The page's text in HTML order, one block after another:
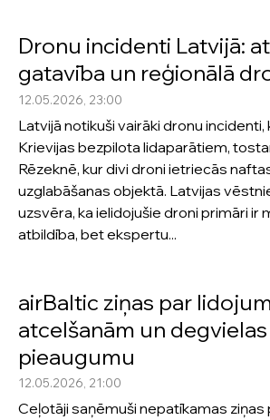
Dronu incidenti Latvijā:
gatavība un reģionālā
12.05.2026, 23:00
Latvijā notikuši vairāki dronu incidenti,
Krievijas bezpilota lidaparātiem,
Rēzeknē, kur divi droni ietriecās
uzglabāšanas objektā. Latvijas
uzsvēra, ka ielidojušie droni primāri ir
atbildība, bet ekspertu...
airBaltic ziņas par
atcelšanām un
pieaugumu
12.05.2026, 21:00
Ceļotāji saņēmuši nepatīkamas